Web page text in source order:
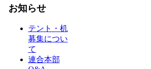
お知らせ
テント・机
募集につい
て
連合本部